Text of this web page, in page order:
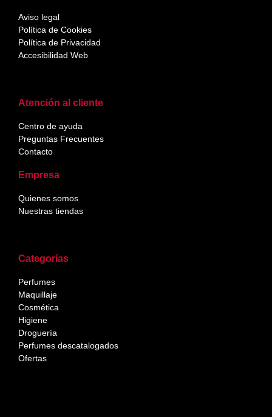
Categorías
Perfumes
Maquillaje
Cosmética
Higiene
Droguería
Perfumes descatalogados
Ofertas
Atención al cliente
Centro de ayuda
Preguntas Frecuentes
Contacto
Empresa
Quienes somos
Nuestras tiendas
Aviso legal
Política de Cookies
Política de Privacidad
Accesibilidad Web